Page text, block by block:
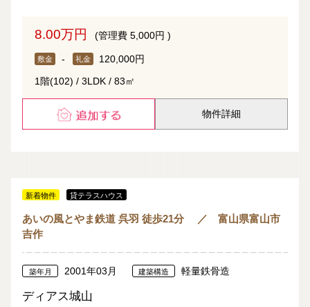
8.00万円 (管理費 5,000円 )
敷金 - 礼金 120,000円
1階(102) / 3LDK / 83㎡
物件詳細
新着物件 貸テラスハウス
あいの風とやま鉄道 呉羽 徒歩21分 ／ 富山県富山市
吉作
築年月 2001年03月 建築構造 軽量鉄骨造
ディアス城山